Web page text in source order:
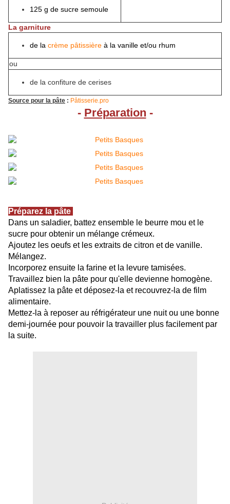
125 g de sucre semoule
La garniture
de la crème pâtissière à la vanille et/ou rhum
ou
de la confiture de cerises
Source pour la pâte : Pâtisserie.pro
- Préparation -
Préparez la pâte
Dans un saladier, battez ensemble le beurre mou et le
sucre pour obtenir un mélange crémeux.
Ajoutez les oeufs et les extraits de citron et de vanille.
Mélangez.
Incorporez ensuite la farine et la levure tamisées.
Travaillez bien la pâte pour qu'elle devienne homogène.
Aplatissez la pâte et déposez-la et recouvrez-la de film
alimentaire.
Mettez-la à reposer au réfrigérateur une nuit ou une bonne
demi-journée pour pouvoir la travailler plus facilement par
la suite.